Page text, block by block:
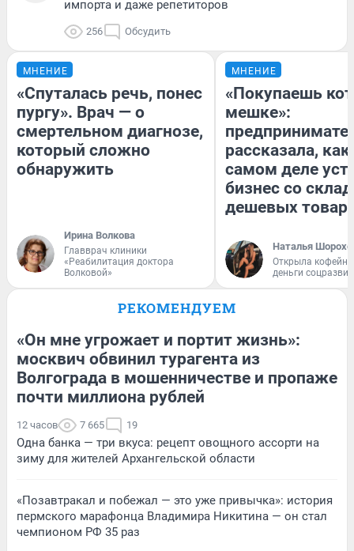
импорта и даже репетиторов
256 Обсудить
МНЕНИЕ
«Спуталась речь, понес
пургу». Врач — о
смертельном диагнозе,
который сложно
обнаружить
Ирина Волкова
Главврач клиники
«Реабилитация доктора
Волковой»
МНЕНИЕ
«Покупаешь
мешке»:
рассказала, как
самом деле
бизнес со
дешевых
Наталья
Открыла
деньги
РЕКОМЕНДУЕМ
«Он мне угрожает и портит жизнь»:
москвич обвинил турагента из
Волгограда в мошенничестве и пропаже
почти миллиона рублей
12 часов 7 665 19
Одна банка — три вкуса: рецепт овощного ассорти на
зиму для жителей Архангельской области
«Позавтракал и побежал — это уже привычка»: история
пермского марафонца Владимира Никитина — он стал
чемпионом РФ 35 раз